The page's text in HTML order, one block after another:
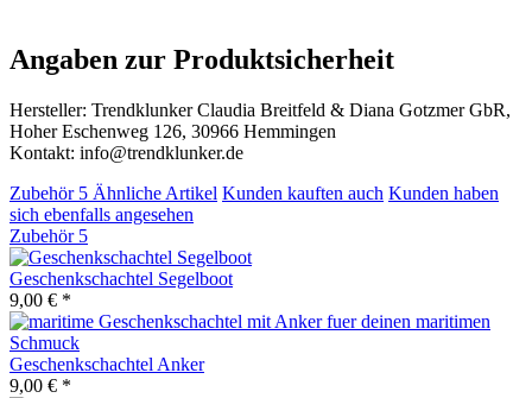
Angaben zur Produktsicherheit
Hersteller: Trendklunker Claudia Breitfeld & Diana Gotzmer GbR,
Hoher Eschenweg 126, 30966 Hemmingen
Kontakt: info@trendklunker.de
Zubehör 5 Ähnliche Artikel Kunden kauften auch Kunden haben
sich ebenfalls angesehen
Zubehör 5
Geschenkschachtel Segelboot
9,00 € *
Geschenkschachtel Anker
9,00 € *